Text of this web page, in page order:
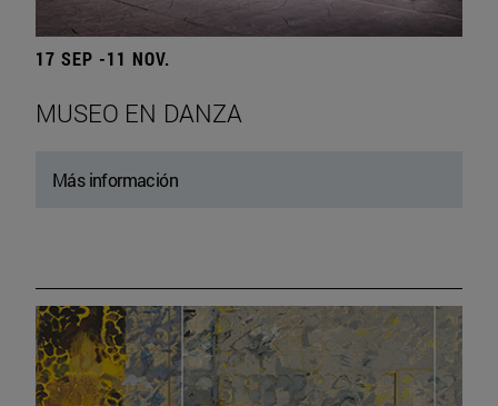
17 SEP -11 NOV.
MUSEO EN DANZA
Más información